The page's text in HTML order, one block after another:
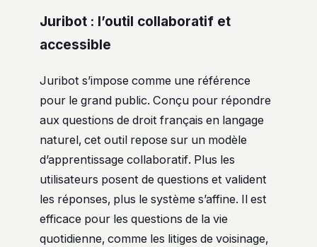
Juribot : l’outil collaboratif et
accessible
Juribot s’impose comme une référence
pour le grand public. Conçu pour répondre
aux questions de droit français en langage
naturel, cet outil repose sur un modèle
d’apprentissage collaboratif. Plus les
utilisateurs posent de questions et valident
les réponses, plus le système s’affine. Il est
efficace pour les questions de la vie
quotidienne, comme les litiges de voisinage,